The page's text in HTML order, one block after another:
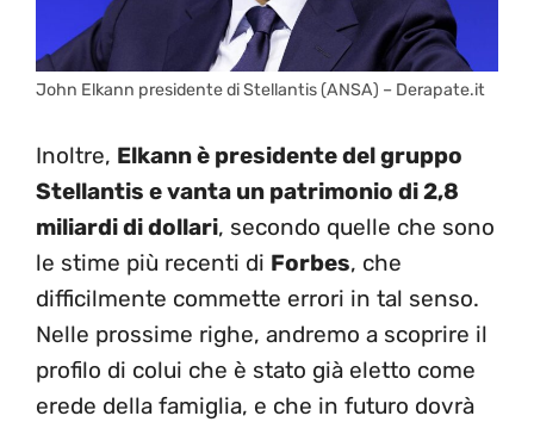
John Elkann presidente di Stellantis (ANSA) – Derapate.it
Inoltre, Elkann è presidente del gruppo
Stellantis e vanta un patrimonio di 2,8
miliardi di dollari, secondo quelle che sono
le stime più recenti di Forbes, che
difficilmente commette errori in tal senso.
Nelle prossime righe, andremo a scoprire il
profilo di colui che è stato già eletto come
erede della famiglia, e che in futuro dovrà